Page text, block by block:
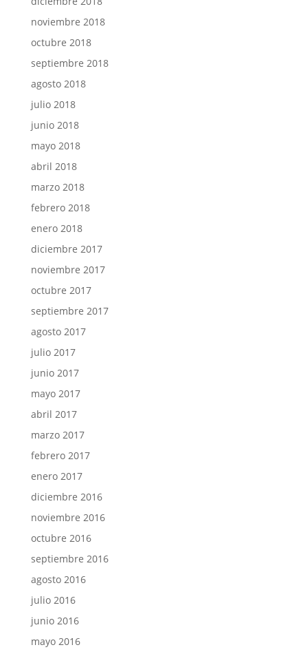
noviembre 2018
octubre 2018
septiembre 2018
agosto 2018
julio 2018
junio 2018
mayo 2018
abril 2018
marzo 2018
febrero 2018
enero 2018
diciembre 2017
noviembre 2017
octubre 2017
septiembre 2017
agosto 2017
julio 2017
junio 2017
mayo 2017
abril 2017
marzo 2017
febrero 2017
enero 2017
diciembre 2016
noviembre 2016
octubre 2016
septiembre 2016
agosto 2016
julio 2016
junio 2016
mayo 2016